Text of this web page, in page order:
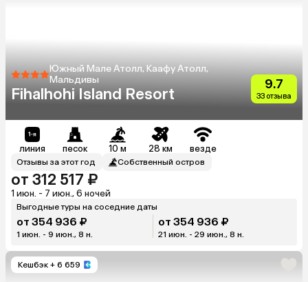
Южный Мале Атолл, Каафу Атолл,
Мальдивы
Fihalhohi Island Resort
9.7
33 отзыва
линия песок 10 м 28 км везде
Отзывы за этот год Собственный остров
от 312 517 ₽
1 июн. - 7 июн., 6 ночей
Выгодные туры на соседние даты
от 354 936 ₽
1 июн. - 9 июн., 8 н.
от 354 936 ₽
21 июн. - 29 июн., 8 н.
Кешбэк + 6 659